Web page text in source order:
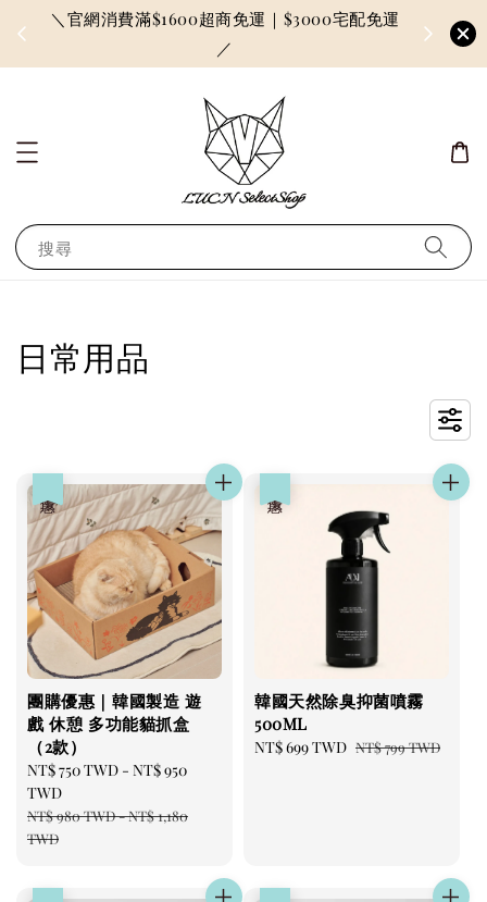
＼官網消費滿$1600超商免運｜$3000宅配免運
／
因訂單
搜尋
日常用品
團購優惠｜韓國製造 遊
戲 休憩 多功能貓抓盒
（2款）
Sale
price
NT$ 750 TWD - NT$ 950
TWD
Regular
price
NT$ 980 TWD-NT$ 1,180
TWD
韓國天然除臭抑菌噴霧
500ML
Sale
NT$ 699 TWD Regular
NT$ 799 TWD